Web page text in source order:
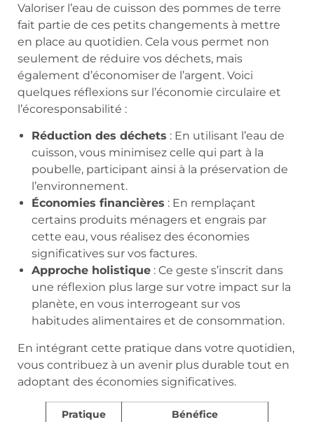
Valoriser l’eau de cuisson des pommes de terre
fait partie de ces petits changements à mettre
en place au quotidien. Cela vous permet non
seulement de réduire vos déchets, mais
également d’économiser de l’argent. Voici
quelques réflexions sur l’économie circulaire et
l’écoresponsabilité :
Réduction des déchets : En utilisant l’eau de
cuisson, vous minimisez celle qui part à la
poubelle, participant ainsi à la préservation de
l’environnement.
Économies financières : En remplaçant
certains produits ménagers et engrais par
cette eau, vous réalisez des économies
significatives sur vos factures.
Approche holistique : Ce geste s’inscrit dans
une réflexion plus large sur votre impact sur la
planète, en vous interrogeant sur vos
habitudes alimentaires et de consommation.
En intégrant cette pratique dans votre quotidien,
vous contribuez à un avenir plus durable tout en
adoptant des économies significatives.
Pratique Bénéfice